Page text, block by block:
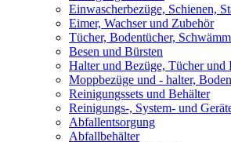
Einwascherbezüge, Schienen,
Eimer, Wachser und Zubehör
Tücher, Bodentücher,
Besen und Bürsten
Halter und Bezüge, Tücher und
Moppbezüge und - halter,
Reinigungssets und Behälter
Reinigungs-, System- und
Abfallentsorgung
Abfallbehälter